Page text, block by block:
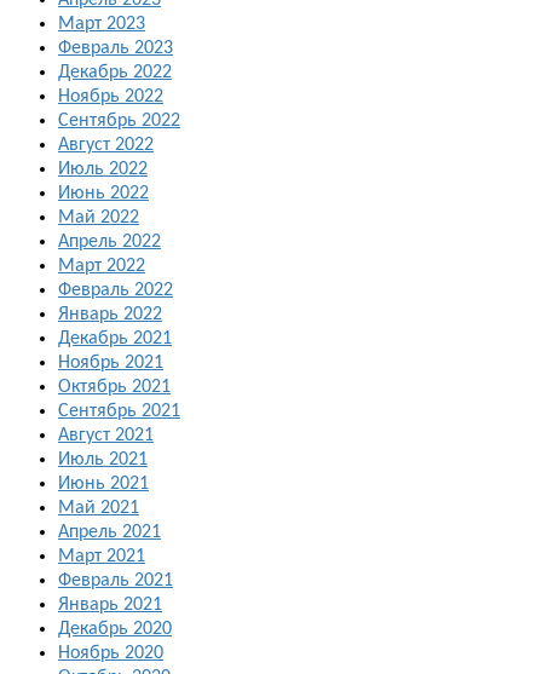
Март 2023
Февраль 2023
Декабрь 2022
Ноябрь 2022
Сентябрь 2022
Август 2022
Июль 2022
Июнь 2022
Май 2022
Апрель 2022
Март 2022
Февраль 2022
Январь 2022
Декабрь 2021
Ноябрь 2021
Октябрь 2021
Сентябрь 2021
Август 2021
Июль 2021
Июнь 2021
Май 2021
Апрель 2021
Март 2021
Февраль 2021
Январь 2021
Декабрь 2020
Ноябрь 2020